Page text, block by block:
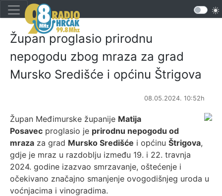
Župan proglasio prirodnu
nepogodu zbog mraza za grad
Mursko Središće i općinu Štrigova
08.05.2024. 10:52h
Župan Međimurske županije Matija
Posavec proglasio je prirodnu nepogodu od
mraza za grad Mursko Središće i općinu Štrigova,
gdje je mraz u razdoblju između 19. i 22. travnja
2024. godine izazvao smrzavanje, oštećenje i
očekivano značajno smanjenje ovogodišnjeg uroda u
voćnjacima i vinogradima.